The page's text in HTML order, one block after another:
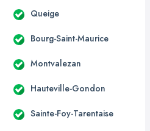
Queige
Bourg-Saint-Maurice
Montvalezan
Hauteville-Gondon
Sainte-Foy-Tarentaise